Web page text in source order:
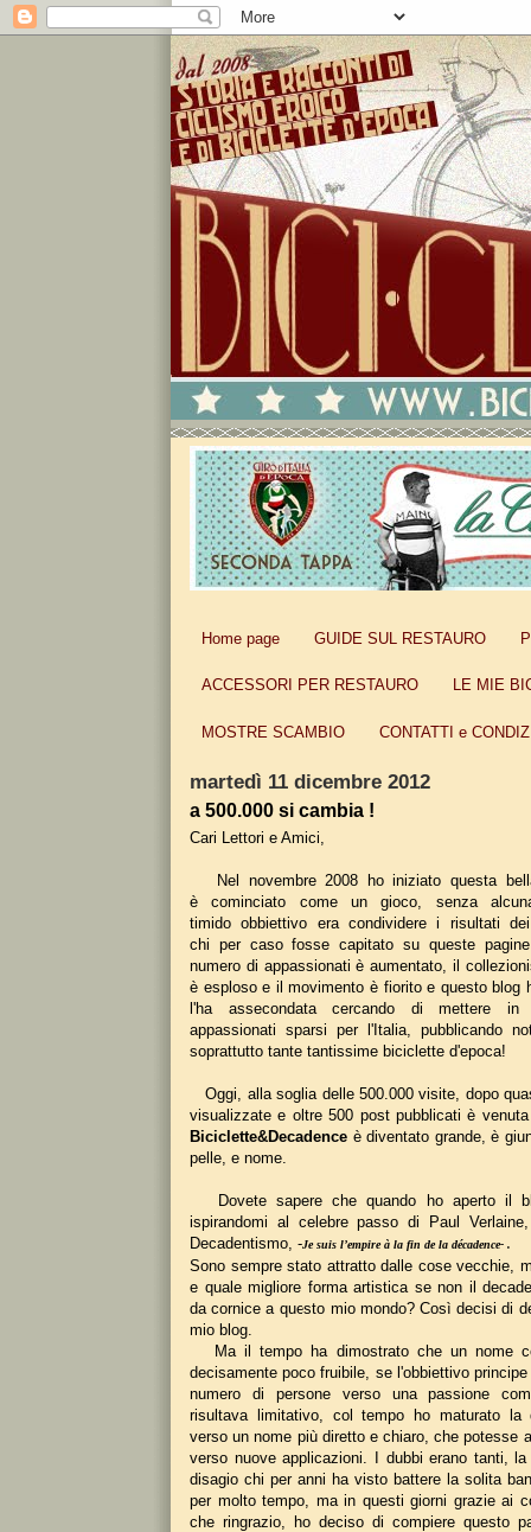
Home page GUIDE SUL RESTAURO
ACCESSORI PER RESTAURO LE MIE
MOSTRE SCAMBIO CONTATTI e
martedì 11 dicembre 2012
a 500.000 si cambia !
Cari Lettori e Amici,
Nel novembre 2008 ho iniziato questa
è cominciato come un gioco, senza
timido obbiettivo era condividere i risultati
chi per caso fosse capitato su queste
numero di appassionati è aumentato, il
è esploso e il movimento è fiorito e questo blog
l'ha assecondata cercando di mettere
appassionati sparsi per l'Italia, pubblicando
soprattutto tante tantissime biciclette d'epoca!
Oggi, alla soglia delle 500.000 visite, dopo
visualizzate e oltre 500 post pubblicati è
Biciclette&Decadence è diventato grande, è
pelle, e nome.
Dovete sapere che quando ho aperto il
ispirandomi al celebre passo di Paul
Decadentismo, -Je suis l’empire à la fin de la décadence- .
Sono sempre stato attratto dalle cose vecchie,
e quale migliore forma artistica se non il
da cornice a questo mio mondo? Così decisi di
mio blog.
Ma il tempo ha dimostrato che un nome
decisamente poco fruibile, se l'obbiettivo
numero di persone verso una passione
risultava limitativo, col tempo ho maturato la
verso un nome più diretto e chiaro, che potesse
verso nuove applicazioni. I dubbi erano tanti,
disagio chi per anni ha visto battere la solita
per molto tempo, ma in questi giorni grazie ai
che ringrazio, ho deciso di compiere questo